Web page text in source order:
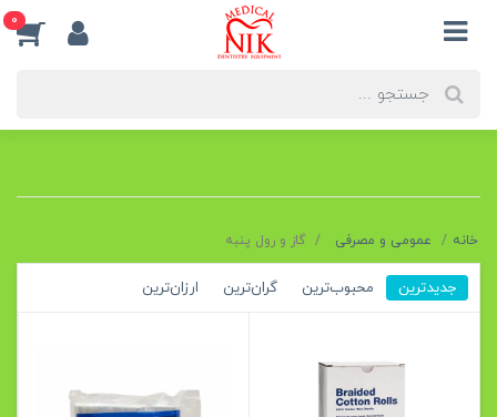
0
خانه عمومی و مصرفی گاز و رول پنبه
جدیدترین محبوب‌ترین گران‌ترین ارزان‌ترین